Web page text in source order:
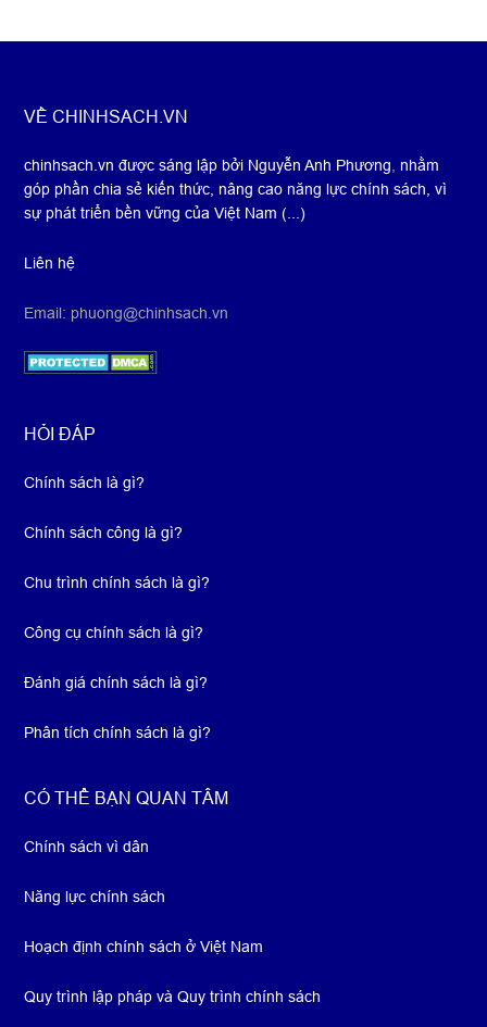
Footer
VỀ CHINHSACH.VN
chinhsach.vn được sáng lập bởi Nguyễn Anh Phương
nhằm
góp phần chia sẻ kiến thức, nâng cao năng lực chính sách, vì
sự phát triển bền vững của Việt Nam (...)
Liên hệ
Email: phuong@chinhsach.vn
HỎI ĐÁP
Chính sách là gì?
Chính sách công là gì?
Chu trình chính sách là gì?
Công cụ chính sách là gì?
Đánh giá chính sách là gì?
Phân tích chính sách là gì?
CÓ THỂ BẠN QUAN TÂM
Chính sách vì dân
Năng lực chính sách
Hoạch định chính sách ở Việt Nam
Quy trình lập pháp và Quy trình chính sách